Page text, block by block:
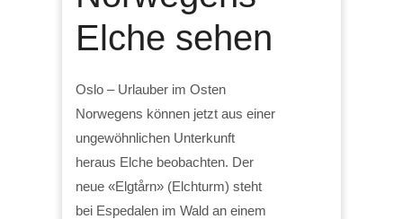
Elche sehen
Oslo – Urlauber im Osten
Norwegens können jetzt aus einer
ungewöhnlichen Unterkunft
heraus Elche beobachten. Der
neue «Elgtårn» (Elchturm) steht
bei Espedalen im Wald an einem